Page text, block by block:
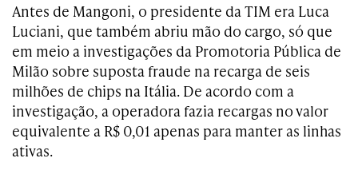
Antes de Mangoni, o presidente da TIM era Luca
Luciani, que também abriu mão do cargo, só que
em meio a investigações da Promotoria Pública de
Milão sobre suposta fraude na recarga de seis
milhões de chips na Itália. De acordo com a
investigação, a operadora fazia recargas no valor
equivalente a R$ 0,01 apenas para manter as linhas
ativas.